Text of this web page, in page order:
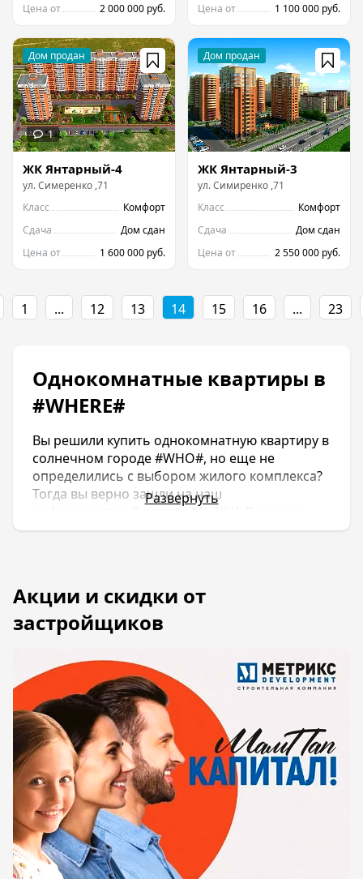
Цена от
2 000 000 руб.
Цена от
1 100 000 руб.
ЖК Янтарный-4
ул.Симеренко ,71
Класс
Комфорт
Сдача
Дом сдан
Цена от
1 600 000 руб.
ЖК Янтарный-3
ул.Симиренко ,71
Класс
Комфорт
Сдача
Дом сдан
Цена от
2 550 000 руб.
1 ... 12 13 14 15 16 ... 23
Однокомнатные квартиры в
#WHERE#
Вы решили купить однокомнатную квартиру в
солнечном городе #WHO#, но еще не
определились с выбором жилого комплекса?
Тогда вы верно зашли на наш
информативный портал МойЖК. В нашем
каталоге представлено множество вариантов
застройщиках, которые взводят тот или иной
жилой комплекс. Некоторые из них уже
успели хорошо зарекомендовать себя на
начинает этот нелегкий путь. На нашем сайте
также возможно изучить белые и черные
списки застройщиков, чтобы не попасться к
недобросовестным компаниям, которые
оставляют объекты без конкретного срока
сдачи объекта. В таких случаях дольщики
могут ждать свои квартиры годами.
Однушка будет отличным вариантом, если
вариант студии для вас маленький или
неудобный из-за своей планировки, а
двухкомнатная квартира слишком большая
или не подходит по стоимости. Так как,
Развернуть